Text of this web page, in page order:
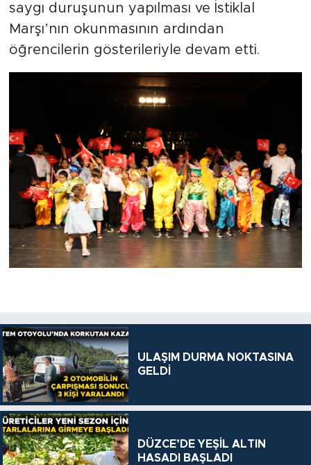
saygı duruşunun yapılması ve İstiklal
Marşı’nın okunmasının ardından
öğrencilerin gösterileriyle devam etti.
ULAŞIM DURMA NOKTASINA
GELDİ
DÜZCE’DE YEŞİL ALTIN
HASADI BAŞLADI